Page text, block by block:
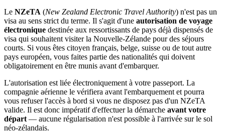
Le NZeTA (New Zealand Electronic Travel Authority) n'est pas un
visa au sens strict du terme. Il s'agit d'une autorisation de voyage
électronique destinée aux ressortissants de pays déjà dispensés de
visa qui souhaitent visiter la Nouvelle-Zélande pour des séjours
courts. Si vous êtes citoyen français, belge, suisse ou de tout autre
pays européen, vous faites partie des nationalités qui doivent
obligatoirement en être munis avant d'embarquer.
L'autorisation est liée électroniquement à votre passeport. La
compagnie aérienne le vérifiera avant l'embarquement et pourra
vous refuser l'accès à bord si vous ne disposez pas d'un NZeTA
valide. Il est donc impératif d'effectuer la démarche avant votre
départ — aucune régularisation n'est possible à l'arrivée sur le sol
néo-zélandais.